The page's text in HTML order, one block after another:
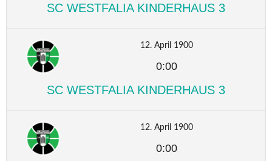
SC WESTFALIA KINDERHAUS 3
12. April 1900
0:00
SC WESTFALIA KINDERHAUS 3
12. April 1900
0:00